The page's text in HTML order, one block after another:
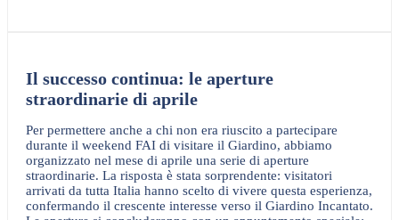
Il successo continua: le aperture
straordinarie di aprile
Per permettere anche a chi non era riuscito a partecipare
durante il weekend FAI di visitare il Giardino, abbiamo
organizzato nel mese di aprile una serie di aperture
straordinarie. La risposta è stata sorprendente: visitatori
arrivati da tutta Italia hanno scelto di vivere questa esperienza,
confermando il crescente interesse verso il Giardino Incantato.